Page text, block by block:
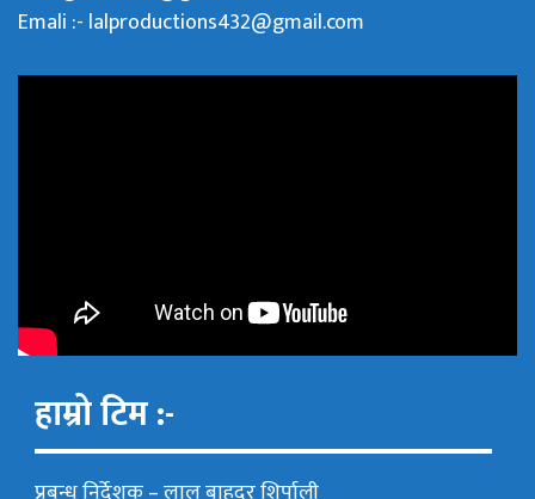
Emali :- lalproductions432@gmail.com
हाम्रो टिम :-